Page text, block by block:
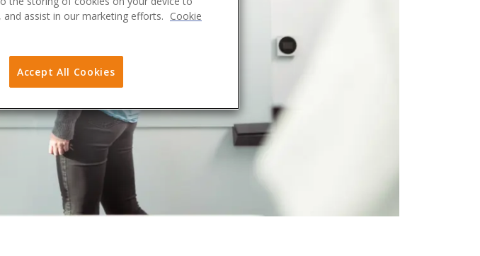
assist in our marketing efforts. Cookie
Accept All Cookies